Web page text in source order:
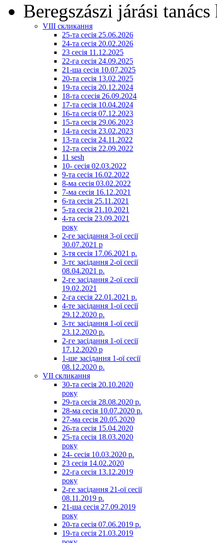
Beregszászi járási
VIII скликання
25-та сесія 25.06.2026
24-та сесія 20.02.2026
23 сесія 11.12.2025
22-га сесія 24.09.2025
21-ша сесія 10.07.2025
20-та сесія 13.02.2025
19-та сесія 20.12.2024
18-та ссесія 26.09.2024
17-та сесія 10.04.2024
16-та сесія 07.12.2023
15-та сесія 29.06.2023
14-та сесія 23.02.2023
13-та сесія 24.11.2022
12-та сесія 22.09.2022
11 sesh
10- сесія 02.03.2022
9-та сесія 16.02.2022
8-ма сесія 03.02.2022
7-ма сесія 16.12.2021
6-та сесія 25.11.2021
5-та сесія 21.10.2021
4-та сесія 23.09.2021
року
2-ге засідання 3-ої сесії
30.07.2021 р
3-тя сесія 17.06.2021 р.
3-тє засідання 2-ої сесії
08.04.2021 р.
2-ге засідання 2-ої сесії
19.02.2021
2-га сесія 22.01.2021 р.
4-те засідання 1-ої сесії
29.12.2020 р.
3-тє засідання 1-ої сесії
23.12.2020 р.
2-ге засідання 1-ої сесії
17.12.2020 р
1-ше засідання 1-ої сесії
08.12.2020 р.
VII скликання
30-та сесія 20.10.2020
року
29-та сесія 28.08.2020 р.
28-ма сесія 10.07.2020 р.
27-ма сесія 20.05.2020
26-та сесія 15.04.2020
25-та сесія 18.03.2020
року
24- сесія 10.03.2020 р.
23 сесія 14.02.2020
22-га сесія 13.12.2019
року
2-ге засідання 21-ої сесії
08.11.2019 р.
21-ша сесія 27.09.2019
року
20-та сесія 07.06.2019 р.
19-та сесія 21.03.2019